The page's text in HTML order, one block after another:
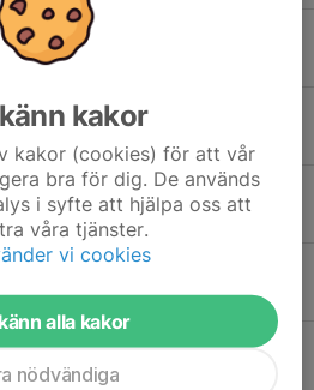
2026
- Sommarlov
kansliet
yngsta spelare 16-17/6
Fotboll!
kakor
kakor (cookies) för att vår
bra för dig. De används
i syfte att hjälpa oss att
våra tjänster.
vi cookies
alla kakor
nödvändiga